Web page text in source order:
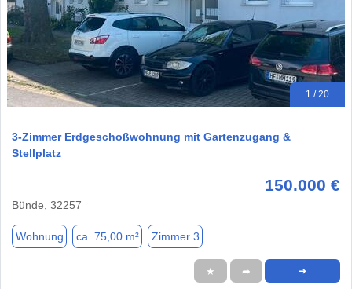
1 / 20
3-Zimmer Erdgeschoßwohnung mit Gartenzugang &
Stellplatz
150.000 €
Bünde, 32257
Wohnung ca. 75,00 m² Zimmer 3
★ ➦ ➜